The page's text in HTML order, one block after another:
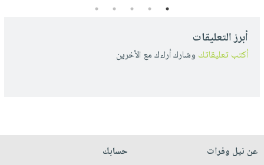
1
2
3
4
5
أبرز التعليقات
أكتب تعليقاتك وشارك أراءك مع الأخرين
عن نيل وفرات
حسابك